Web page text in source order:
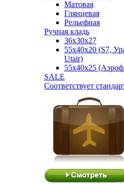
Матовая
Глянцевая
Рельефная
Ручная кладь
36х30x27
55х40х20 (S7,
Utair)
55х40х25
SALE
Соответствует